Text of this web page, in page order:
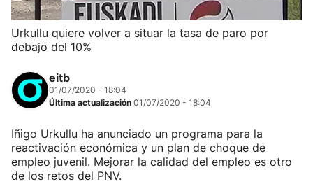
Urkullu quiere volver a situar la tasa de paro por
debajo del 10%
eitb
01/07/2020 - 18:04
Última actualización 01/07/2020 - 18:04
Iñigo Urkullu ha anunciado un programa para la
reactivación económica y un plan de choque de
empleo juvenil. Mejorar la calidad del empleo es otro
de los retos del PNV.